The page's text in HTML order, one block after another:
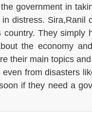
government in
distress. Sira,Ranil
They simply
the economy
their main topics
even from disasters
if they need a